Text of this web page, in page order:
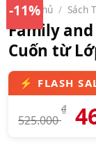
-11%
Trang chủ / Sách
Family and
Cuốn từ
525.000
₫